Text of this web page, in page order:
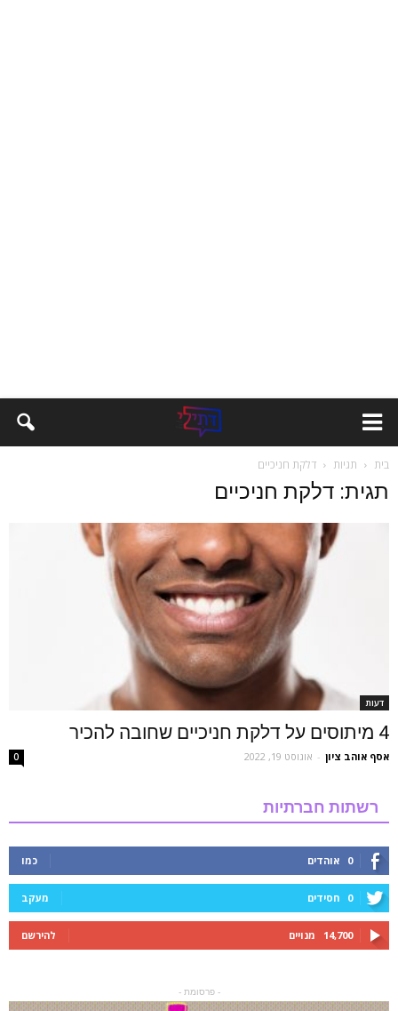
בית תגיות דלקת חניכיים
תגית: דלקת חניכיים
דעות
4 מיתוסים על דלקת חניכיים שחובה להכיר
אסף אוהב ציון - אוגוסט 19, 2022 0
רשתות חברתיות
0 אוהדים כמו
0 חסידים מעקב
14,700 מנויים להירשם
- פרסומת -